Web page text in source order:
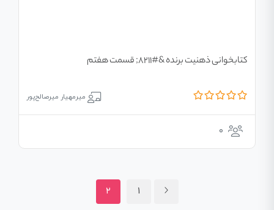
کتابخوانی ذهنیت برنده &#۸۲۱۱; قسمت هفتم
میرمهیار میرصالح‌پور
۰
۱ ۲